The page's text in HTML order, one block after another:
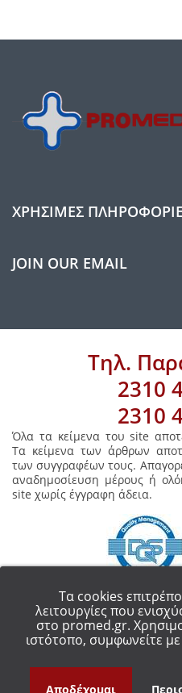
Τα cookies
λειτουργίες που
στο promed.gr.
ιστότοπο, συμφωνείτε
Αποδέχομαι
ΧΡΉΣΙΜΕΣ
JOIN OUR EMAIL
Τηλ.
2310
2310
Όλα τα κείμενα του site
Τα κείμενα των άρθρων
των συγγραφέων τους.
αναδημοσίευση μέρους ή
site χωρίς έγγραφη άδεια.
COPYRIGHT 2018 - ALL RIGHT